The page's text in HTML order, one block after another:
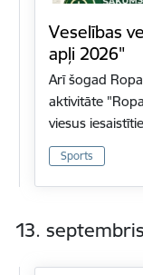
Veselības
apļi 2026"
Arī šogad
aktivitāte
viesus
Sports
13. septembris